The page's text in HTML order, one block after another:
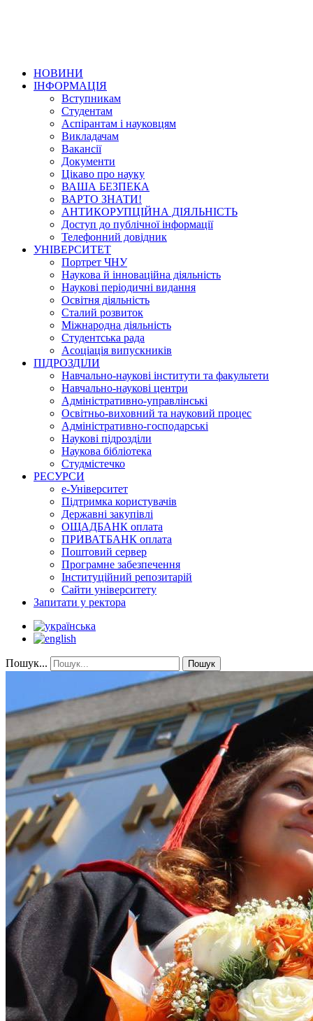
НОВИНИ
ІНФОРМАЦІЯ
Вступникам
Студентам
Аспірантам і науковцям
Викладачам
Вакансії
Документи
Цікаво про науку
ВАША БЕЗПЕКА
ВАРТО ЗНАТИ!
АНТИКОРУПЦІЙНА ДІЯЛЬНІСТЬ
Доступ до публічної інформації
Телефонний довідник
УНІВЕРСИТЕТ
Портрет ЧНУ
Наукова й інноваційна діяльність
Наукові періодичні видання
Освітня діяльність
Сталий розвиток
Міжнародна діяльність
Студентська рада
Асоціація випускників
ПІДРОЗДІЛИ
Навчально-наукові інститути та факультети
Навчально-наукові центри
Адміністративно-управлінські
Освітньо-виховний та науковий процес
Адміністративно-господарські
Наукові підрозділи
Наукова бібліотека
Студмістечко
РЕСУРСИ
е-Університет
Підтримка користувачів
Державні закупівлі
ОЩАДБАНК оплата
ПРИВАТБАНК оплата
Поштовий сервер
Програмне забезпечення
Інституційний репозитарій
Сайти університету
Запитати у ректора
Пошук... Пошук